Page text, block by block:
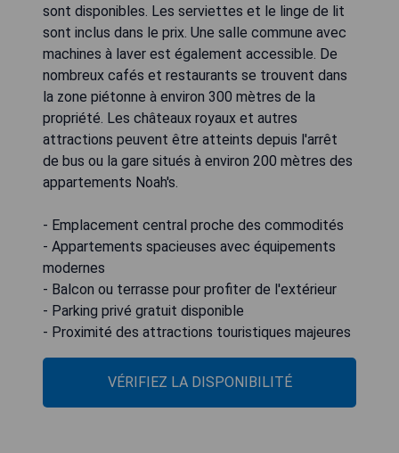
sont disponibles. Les serviettes et le linge de lit
sont inclus dans le prix. Une salle commune avec
machines à laver est également accessible. De
nombreux cafés et restaurants se trouvent dans
la zone piétonne à environ 300 mètres de la
propriété. Les châteaux royaux et autres
attractions peuvent être atteints depuis l'arrêt
de bus ou la gare situés à environ 200 mètres des
appartements Noah's.
- Emplacement central proche des commodités
- Appartements spacieuses avec équipements
modernes
- Balcon ou terrasse pour profiter de l'extérieur
- Parking privé gratuit disponible
- Proximité des attractions touristiques majeures
VÉRIFIEZ LA DISPONIBILITÉ